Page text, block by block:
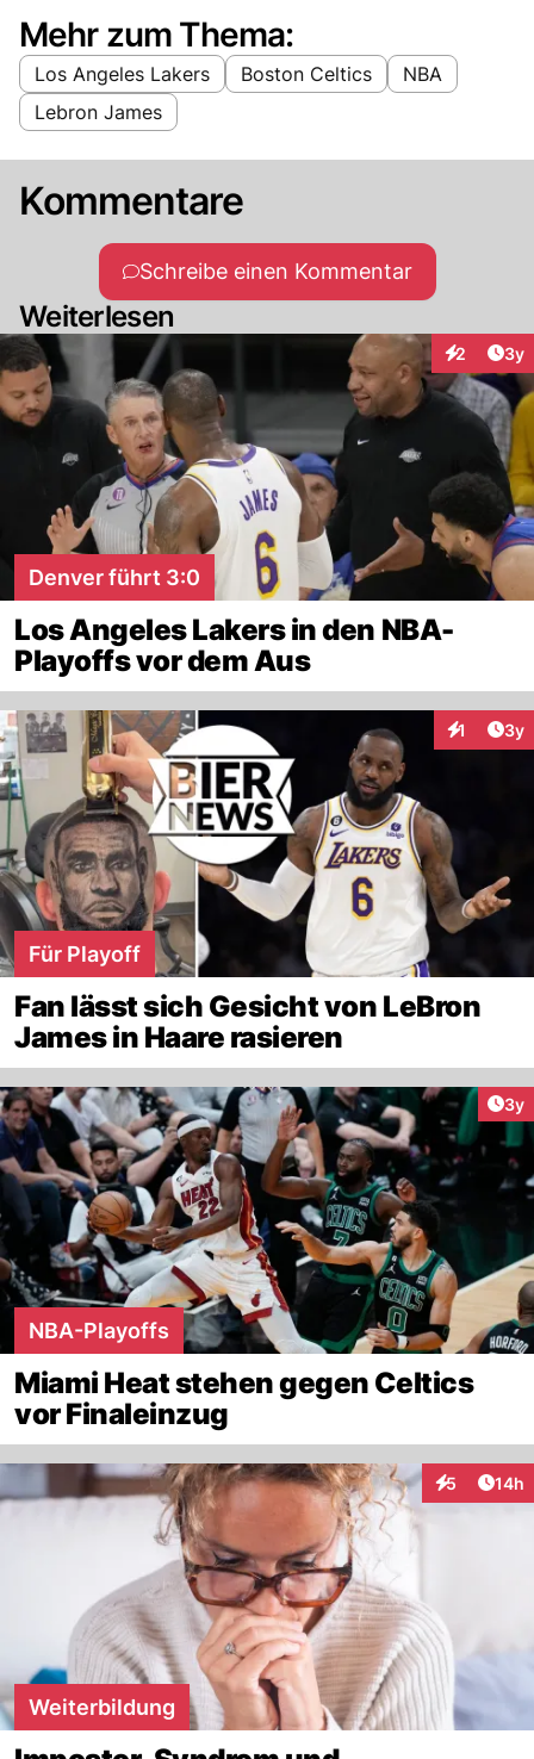
Mehr zum Thema:
Los Angeles Lakers Boston Celtics
NBA
Lebron James
Kommentare
Schreibe einen Kommentar
Weiterlesen
2 3y
Denver führt 3:0
Los Angeles Lakers in den NBA-
Playoffs vor dem Aus
1 3y
Für Playoff
Fan lässt sich Gesicht von LeBron
James in Haare rasieren
3y
NBA-Playoffs
Miami Heat stehen gegen Celtics
vor Finaleinzug
5
Interaktionen
14h
Weiterbildung